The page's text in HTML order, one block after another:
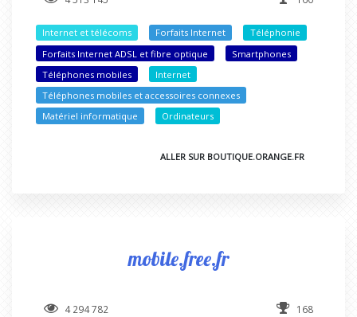
Internet et télécoms Forfaits Internet
Téléphonie
Forfaits Internet ADSL et fibre optique
Smartphones
Téléphones mobiles
Internet
Téléphones mobiles et accessoires connexes
Matériel informatique
Ordinateurs
ALLER SUR BOUTIQUE.ORANGE.FR
mobile.free.fr
4 294 782 168